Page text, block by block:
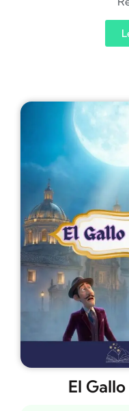
El